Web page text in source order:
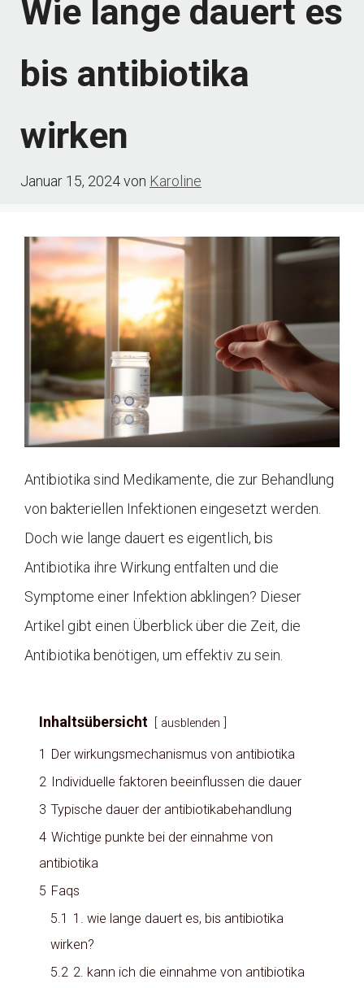
Wie lange dauert es
bis antibiotika
wirken
Januar 15, 2024von Karoline
Antibiotika sind Medikamente, die zur Behandlung
von bakteriellen Infektionen eingesetzt werden.
Doch wie lange dauert es eigentlich, bis
Antibiotika ihre Wirkung entfalten und die
Symptome einer Infektion abklingen? Dieser
Artikel gibt einen Überblick über die Zeit, die
Antibiotika benötigen, um effektiv zu sein.
Inhaltsübersicht ausblenden
1 Der wirkungsmechanismus von antibiotika
2 Individuelle faktoren beeinflussen die dauer
3 Typische dauer der antibiotikabehandlung
4 Wichtige punkte bei der einnahme von
antibiotika
5 Faqs
5.1 1. wie lange dauert es, bis antibiotika
wirken?
5.2 2. kann ich die einnahme von antibiotika